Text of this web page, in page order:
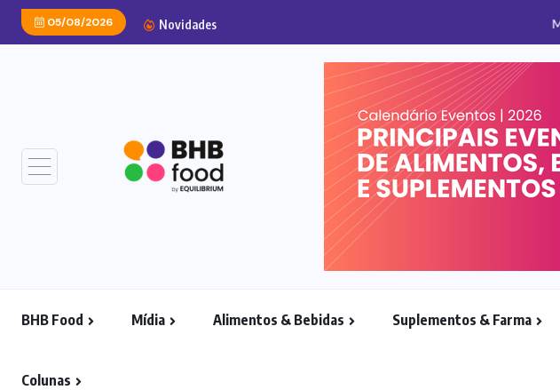
05/08/2026 Novidades MCPack amplia portfólio para a indústria de bebidas
BHB Food Mídia Alimentos & Bebidas Suplementos & Farma
Colunas